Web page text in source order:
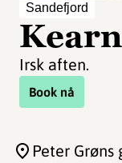
Sandefjord
Irsk aften.
Book nå
Peter Grøns